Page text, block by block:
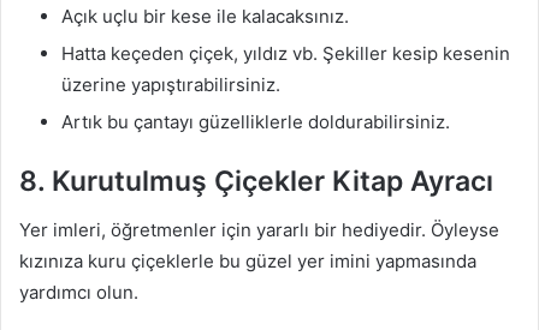
Açık uçlu bir kese ile kalacaksınız.
Hatta keçeden çiçek, yıldız vb. Şekiller kesip kesenin
üzerine yapıştırabilirsiniz.
Artık bu çantayı güzelliklerle doldurabilirsiniz.
8. Kurutulmuş Çiçekler Kitap Ayracı
Yer imleri, öğretmenler için yararlı bir hediyedir. Öyleyse
kızınıza kuru çiçeklerle bu güzel yer imini yapmasında
yardımcı olun.